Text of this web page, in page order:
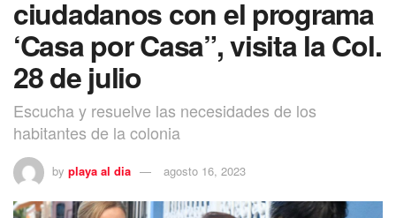
ciudadanos con el programa
‘Casa por Casa”, visita la Col.
28 de julio
Escucha y resuelve las necesidades de los
habitantes de la colonia
by playa al dia agosto 16, 2023